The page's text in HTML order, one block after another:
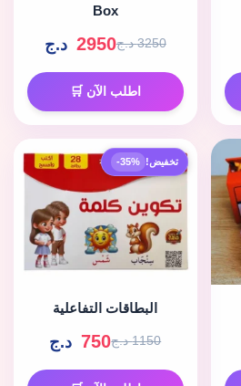
Box
3250 د.ج 2950 د.ج
اطلب الآن 🛒
تخفيض! -35%
البطاقات التفاعلية
1150 د.ج 750 د.ج